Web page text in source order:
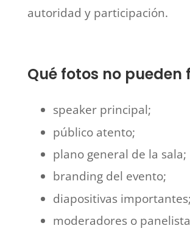
autoridad y participación.
Qué fotos no
speaker principal;
público atento;
plano general de la sala;
branding del evento;
diapositivas importantes;
moderadores o